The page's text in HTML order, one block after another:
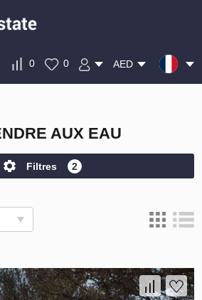
0 0 AED
AUX EAU
Filtres 2